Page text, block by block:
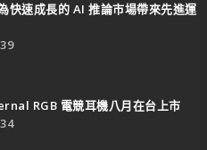
快速成長的 AI 推論市場帶來先進運
RGB 電競耳機八月在台上市